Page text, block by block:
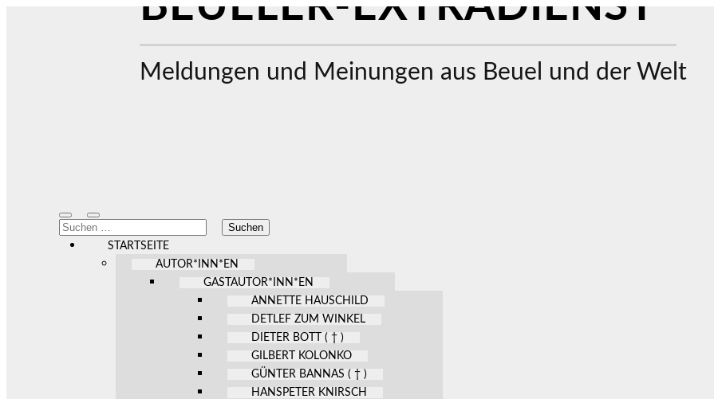
Meldungen und Meinungen aus Beuel und der Welt
Mobile-
Menü
ein-/ausblenden
Suchfeld
ein-/ausblenden
Suchen
nach:
STARTSEITE
AUTOR*INN*EN
GASTAUTOR*INN*EN
ANNETTE HAUSCHILD
DETLEF ZUM WINKEL
DIETER BOTT ( † )
GILBERT KOLONKO
GÜNTER BANNAS ( † )
HANSPETER KNIRSCH